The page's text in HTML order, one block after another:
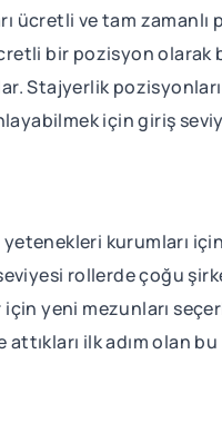
ücretli ve tam
bir pozisyon olarak
Stajyerlik
için giriş
kurumları
rollerde çoğu
yeni mezunları
ilk adım olan